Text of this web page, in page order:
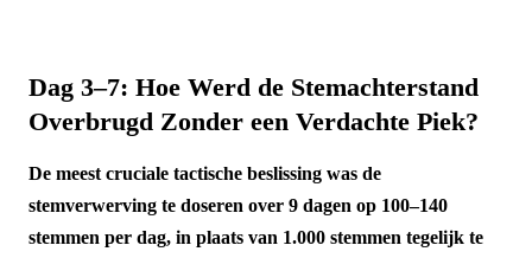
Dag 3–7: Hoe Werd de Stemachterstand
Overbrugd Zonder een Verdachte Piek?
De meest cruciale tactische beslissing was de
stemverwerving te doseren over 9 dagen op 100–140
stemmen per dag, in plaats van 1.000 stemmen tegelijk te